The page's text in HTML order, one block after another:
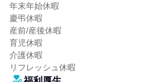
年末年始休暇
慶弔休暇
産前/産後休暇
育児休暇
介護休暇
リフレッシュ休暇